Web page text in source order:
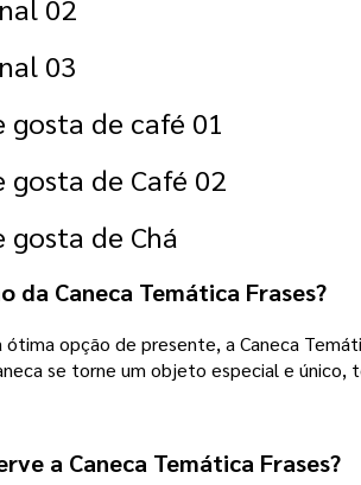
02
03
gosta de café 01
gosta de Café 02
gosta de Chá
da Caneca Temática Frases?
ótima opção de presente, a Caneca
se torne um objeto especial e único,
a Caneca Temática Frases?